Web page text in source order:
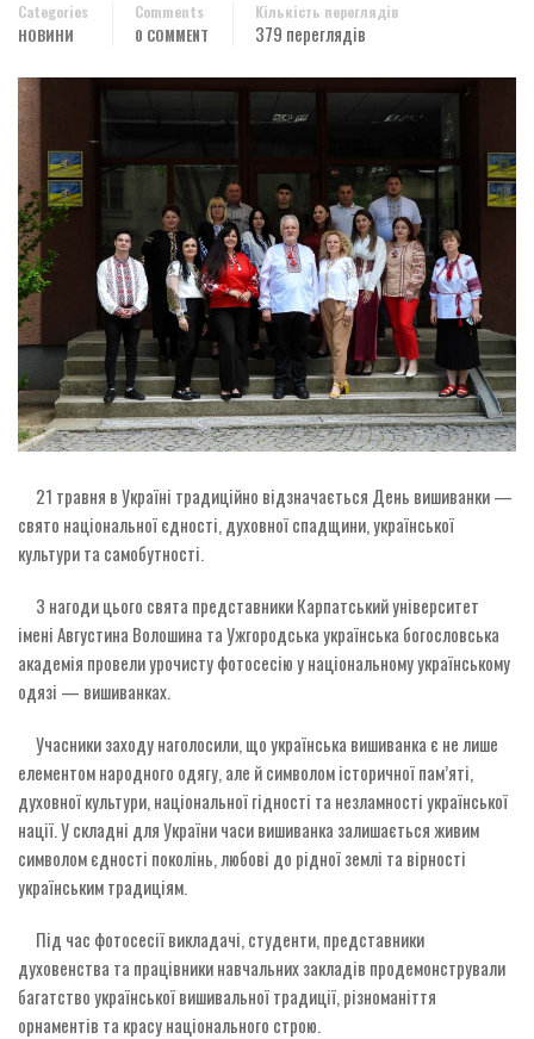
Categories
НОВИНИ
Comments
0 COMMENT
Кількість переглядів
379 переглядів
21 травня в Україні традиційно відзначається День вишиванки —
свято національної єдності, духовної спадщини, української
культури та самобутності.
З нагоди цього свята представники Карпатський університет
імені Августина Волошина та Ужгородська українська богословська
академія провели урочисту фотосесію у національному українському
одязі — вишиванках.
Учасники заходу наголосили, що українська вишиванка є не лише
елементом народного одягу, але й символом історичної пам’яті,
духовної культури, національної гідності та незламності української
нації. У складні для України часи вишиванка залишається живим
символом єдності поколінь, любові до рідної землі та вірності
українським традиціям.
Під час фотосесії викладачі, студенти, представники
духовенства та працівники навчальних закладів продемонстрували
багатство української вишивальної традиції, різноманіття
орнаментів та красу національного строю.